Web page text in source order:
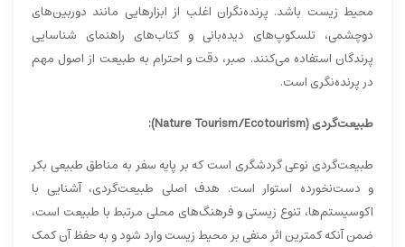
محیط زیست باشد. پرنده‌نگران اغلب از ابزارهایی مانند دوربین‌های
دوچشمی، تلسکوپ‌های دیده‌بانی و کتاب‌های راهنمای شناسایی
پرندگان استفاده می‌کنند. صبر، دقت و احترام به طبیعت از اصول مهم
در پرنده‌نگری است.
طبیعت‌گردی (Nature Tourism/Ecotourism):
طبیعت‌گردی نوعی گردشگری است که بر پایه سفر به مناطق طبیعی بکر
و دست‌نخورده استوار است. هدف اصلی طبیعت‌گردی، آشنایی با
اکوسیستم‌ها، تنوع زیستی و فرهنگ‌های محلی مرتبط با طبیعت است،
ضمن آنکه کمترین اثر منفی بر محیط زیست وارد شود و به حفظ آن کمک